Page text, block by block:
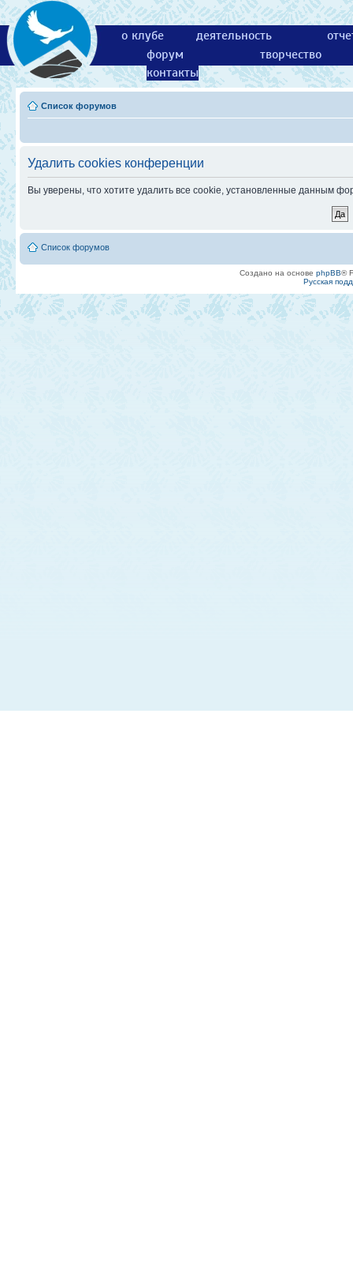
о клубе деятельность
форум
творчество
контакты
Список форумов
Удалить cookies конференции
Вы уверены, что хотите удалить все cookie, установленные данным
Список форумов
Создано на основе phpBB®
Русская